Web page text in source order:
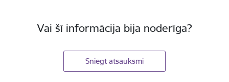
Vai šī informācija bija noderīga?
Sniegt atsauksmi